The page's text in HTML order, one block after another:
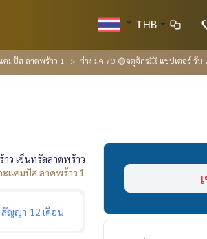
THB
คมปัส ลาดพร้าว 1 ว่าง มค 70 🟡จตุจักร💥 แชปเตอร์ วั
ว เซ็นทรัลลาดพร้าว
ะแคมปัส ลาดพร้าว 1
สัญญา 12 เดือน